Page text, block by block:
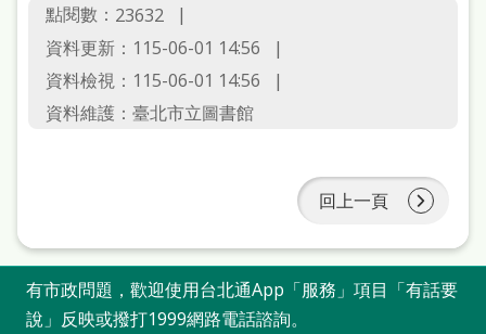
加
入
市
圖
覽
閱
點閱數： 23632
資料更新：115-06-01 14:56
資料檢視：115-06-01 14:56
資料維護：臺北市立圖書館
回上一頁
有市政問題，歡迎使用台北通App「服務」項目「有話要
說」反映或撥打1999網路電話諮詢。